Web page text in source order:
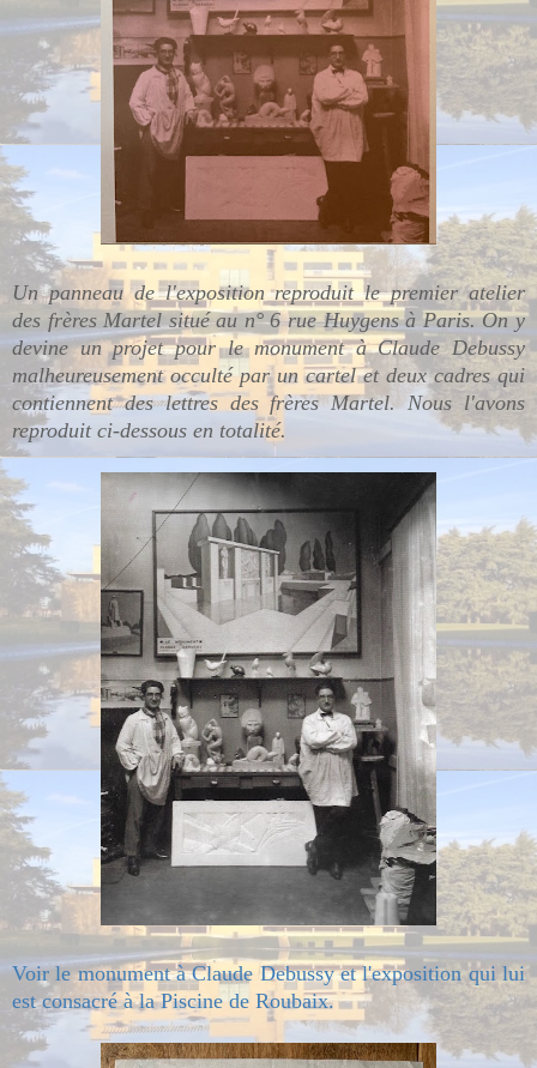
Un panneau de l'exposition reproduit le premier atelier
des frères Martel situé au n° 6 rue Huygens à Paris. On y
devine un projet pour le monument à Claude Debussy
malheureusement occulté par un cartel et deux cadres qui
contiennent des lettres des frères Martel. Nous l'avons
reproduit ci-dessous en totalité.
Voir le monument à Claude Debussy et l'exposition qui lui
est consacré à la Piscine de Roubaix.